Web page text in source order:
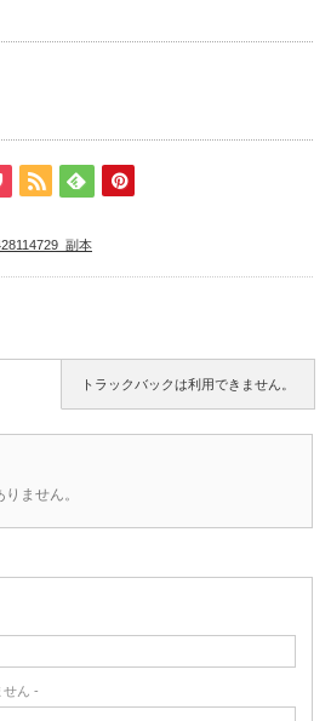
副本
トラックバックは利用できません。
ません。
せん -